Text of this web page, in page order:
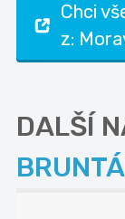
Chci
z:
DALŠÍ